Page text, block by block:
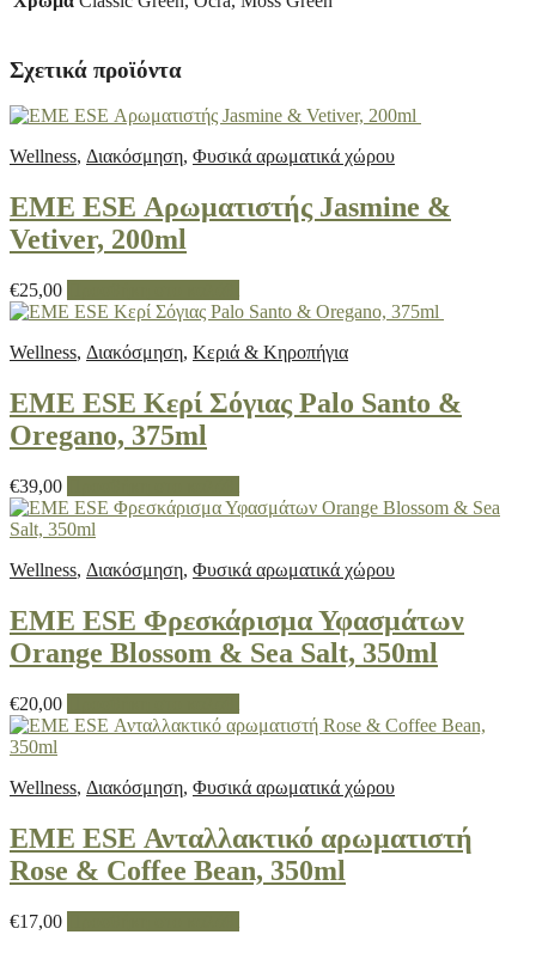
Σχετικά προϊόντα
Wellness, Διακόσμηση, Φυσικά αρωματικά χώρου
EME ESE Αρωματιστής Jasmine &
Vetiver, 200ml
€25,00
Wellness, Διακόσμηση, Κεριά & Κηροπήγια
EME ESE Κερί Σόγιας Palo Santo &
Oregano, 375ml
€39,00
Wellness, Διακόσμηση, Φυσικά αρωματικά χώρου
EME ESE Φρεσκάρισμα Υφασμάτων
Orange Blossom & Sea Salt, 350ml
€20,00
Wellness, Διακόσμηση, Φυσικά αρωματικά χώρου
EME ESE Ανταλλακτικό αρωματιστή
Rose & Coffee Bean, 350ml
€17,00